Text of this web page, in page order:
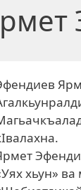
хьун»